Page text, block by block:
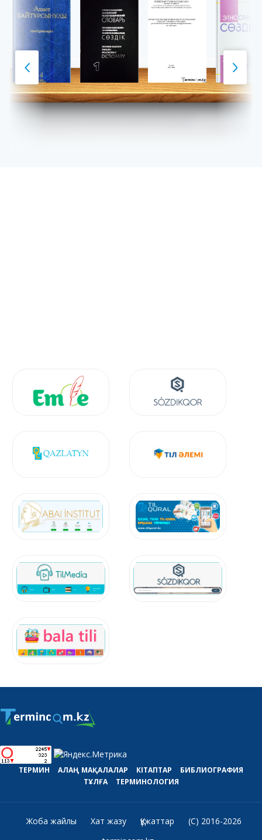
ТЕРМИН АЛАҢ МАҚАЛАЛАР КІТАПТАР
БИБЛИОГРАФИЯ
ТҰЛҒА
ТЕРМИНОЛОГИЯ
Жоба жайлы Хат жазу Құжаттар
(C) 2016-2026